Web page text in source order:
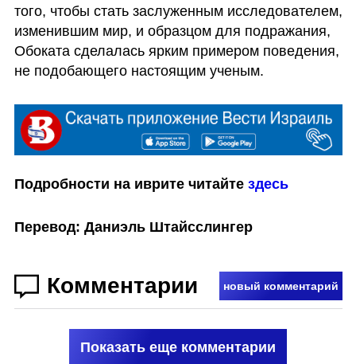
того, чтобы стать заслуженным исследователем,
изменившим мир, и образцом для подражания,
Обоката сделалась ярким примером поведения,
не подобающего настоящим ученым.
Подробности на иврите читайте здесь
Перевод: Даниэль Штайсслингер
Комментарии новый комментарий
Показать еще комментарии